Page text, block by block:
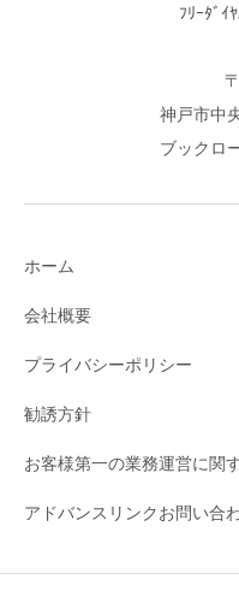
ﾌﾘｰﾀﾞ
神戸市中
ブックロ
ホーム
会社概要
プライバシーポリシー
勧誘方針
お客様第一の業務運営に関
アドバンスリンクお問い合